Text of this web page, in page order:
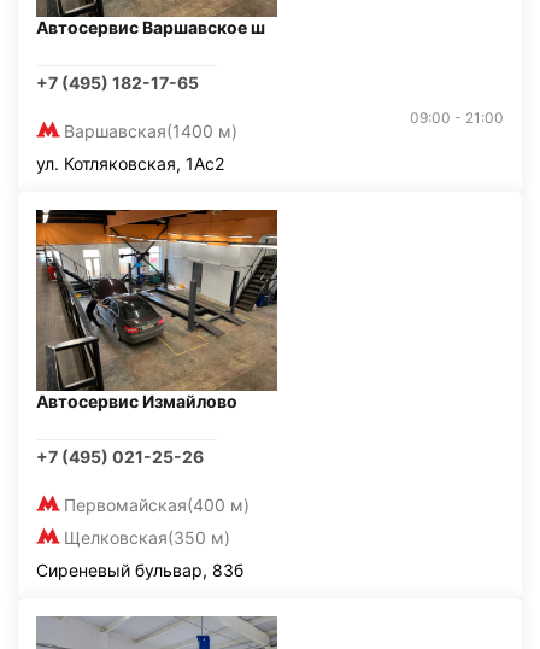
Автосервис Варшавское ш
+7 (495) 182-17-65
Варшавская(1400 м)
09:00 - 21:00
ул. Котляковская, 1Ас2
Автосервис Измайлово
+7 (495) 021-25-26
Первомайская(400 м)
Щелковская(350 м)
Сиреневый бульвар, 83б